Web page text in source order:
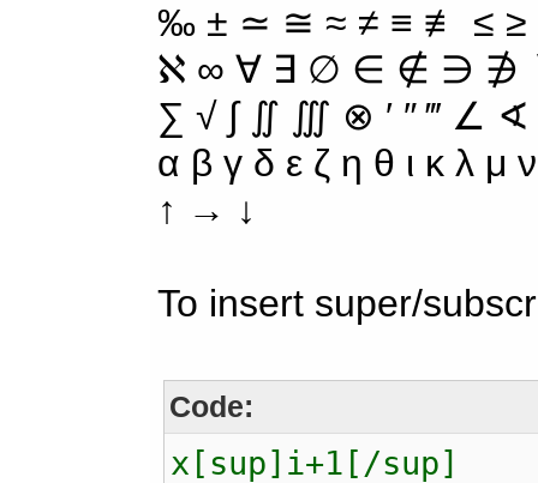
‰ ± ≃ ≅ ≈ ≠ ≡ ≢ ≤
ℵ ∞ ∀ ∃ ∅ ∈ ∉ ∋ ∌
∑ √ ∫ ∬ ∭ ⊗ ′ ″ ‴ ∠
α β γ δ ε ζ η θ ι κ λ
↑ → ↓
To insert super/
Code:
x[sup]i+1[/sup]